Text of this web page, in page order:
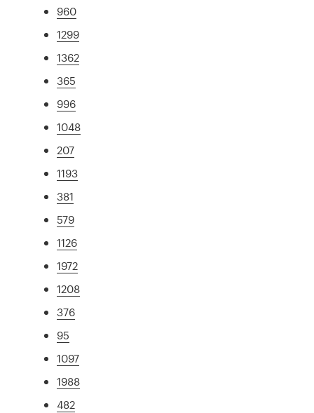
960
1299
1362
365
996
1048
207
1193
381
579
1126
1972
1208
376
95
1097
1988
482